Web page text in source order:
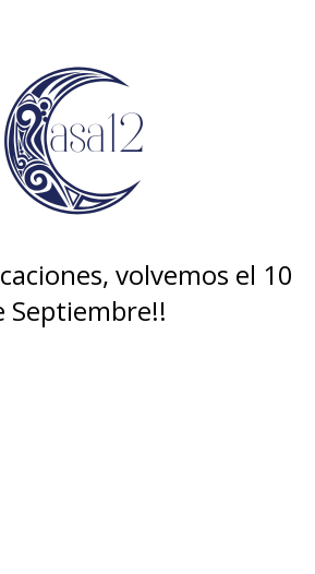
volvemos el 10
Septiembre!!